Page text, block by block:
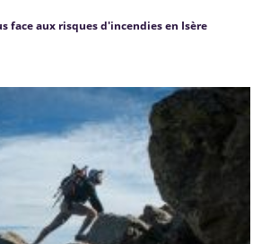
face aux risques d'incendies en Isère